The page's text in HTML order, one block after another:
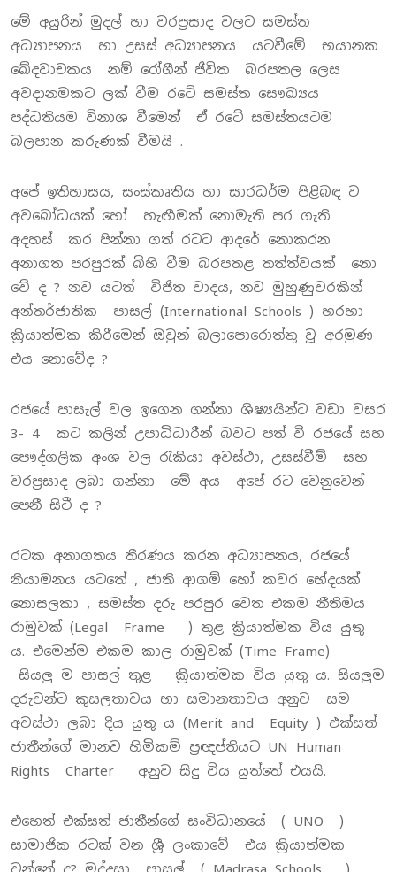
මේ අයුරින් මුදල් හා වරප්‍රසාද වලට සමස්ත
අධ්‍යාපනය හා උසස් අධ්‍යාපනය යටවීමේ භයානක
ඛේදවාචකය නම් රෝගීන් ජීවිත බරපතල ලෙස
අවදානමකට ලක් වීම රටේ සමස්ත සෞඛ්‍යය
පද්ධතියම විනාශ වීමෙන් ඒ රටේ සමස්තයටම
බලපාන කරුණක් වීමයි .
අපේ ඉතිහාසය, සංස්කෘතිය හා සාරධර්ම පිළිබඳ ව
අවබෝධයක් හෝ හැඟීමක් නොමැති පර ගැති
අදහස් කර පින්නා ගත් රටට ආදරේ නොකරන
අනාගත පරපුරක් බිහි වීම බරපතළ තත්ත්වයක් නො
වේ ද ? නව යටත් විජිත වාදය, නව මුහුණුවරකින්
අන්තර්ජාතික පාසල් (International Schools ) හරහා
ක්‍රියාත්මක කිරීමෙන් ඔවුන් බලාපොරොත්තු වූ අරමුණ
එය නොවේද ?
රජයේ පාසැල් වල ඉගෙන ගන්නා ශිෂ්‍යයින්ට වඩා වසර
3- 4 කට කලින් උපාධිධාරීන් බවට පත් වී රජයේ සහ
පෞද්ගලික අංශ වල රැකියා අවස්ථා, උසස්වීම් සහ
වරප්‍රසාද ලබා ගන්නා මේ අය අපේ රට වෙනුවෙන්
පෙනී සිටී ද ?
රටක අනාගතය තීරණය කරන අධ්‍යාපනය, රජයේ
නියාමනය යටතේ , ජාති ආගම් හෝ කවර භේදයක්
නොසලකා , සමස්ත දරු පරපුර වෙත එකම නීතිමය
රාමුවක් (Legal Frame ) තුළ ක්‍රියාත්මක විය යුතු
ය. එමෙන්ම එකම කාල රාමුවක් (Time Frame)
සියලු ම පාසල් තුළ ක්‍රියාත්මක විය යුතු ය. සියලුම
දරුවන්ට කුසලතාවය හා සමානතාවය අනුව සම
අවස්ථා ලබා දිය යුතු ය (Merit and Equity ) එක්සත්
ජාතීන්ගේ මානව හිමිකම් ප්‍රඥප්තියට UN Human
Rights Charter අනුව සිදු විය යුත්තේ එයයි.
එහෙත් එක්සත් ජාතීන්ගේ සංවිධානයේ ( UNO )
සාමාජික රටක් වන ශ්‍රී ලංකාවේ එය ක්‍රියාත්මක